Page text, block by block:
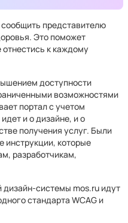
представителю
Это поможет
к каждому
доступности
возможностями
портал с учетом
и о дизайне, и о
получения услуг. Были
инструкции, которые
разработчикам,
дизайн-системы mos.ru идут
стандарта WCAG и